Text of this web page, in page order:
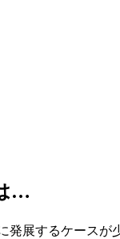
…
展するケースが